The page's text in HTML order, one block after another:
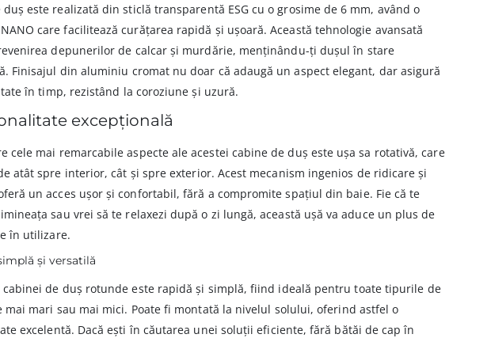
duș este realizată din sticlă transparentă ESG cu o grosime de 6 mm, având o
care facilitează curățarea rapidă și ușoară. Această tehnologie avansată
depunerilor de calcar și murdărie, menținându-ți dușul în stare
Finisajul din aluminiu cromat nu doar că adaugă un aspect elegant, dar asigură
în timp, rezistând la coroziune și uzură.
excepțională
cele mai remarcabile aspecte ale acestei cabine de duș este ușa sa rotativă, care
atât spre interior, cât și spre exterior. Acest mecanism ingenios de ridicare și
un acces ușor și confortabil, fără a compromite spațiul din baie. Fie că te
sau vrei să te relaxezi după o zi lungă, această ușă va aduce un plus de
în utilizare.
și versatilă
cabinei de duș rotunde este rapidă și simplă, fiind ideală pentru toate tipurile de
mai mari sau mai mici. Poate fi montată la nivelul solului, oferind astfel o
excelentă. Dacă ești în căutarea unei soluții eficiente, fără bătăi de cap în